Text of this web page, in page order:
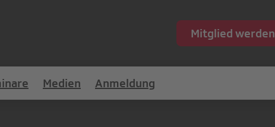
Mitglied werden
Medien Anmeldung